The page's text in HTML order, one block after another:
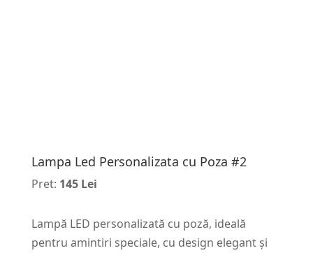
Lampa Led Personalizata cu Poza #2
Pret: 145 Lei
Lampă LED personalizată cu poză, ideală
pentru amintiri speciale, cu design elegant și